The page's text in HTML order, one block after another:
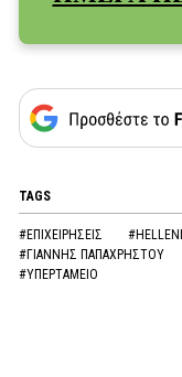
TAGS
#ΕΠΙΧΕΙΡΗΣΕΙΣ
#ΓΙΑΝΝΗΣ ΠΑΠΑΧΡΗΣΤΟΥ
#ΥΠΕΡΤΑΜΕΙΟ